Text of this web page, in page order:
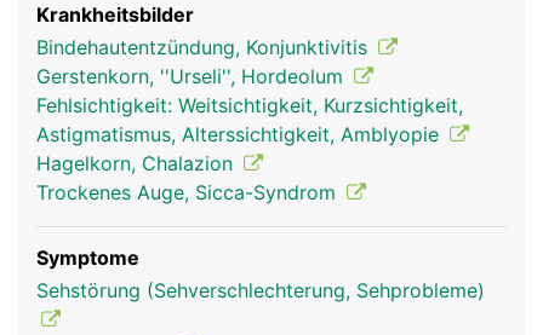
Mensch zwei Augen besitzt, die von mehreren
Augenmuskeln genau koordiniert werden, ist ein
dreidimensionales (räumliches) Sehen möglich.
Krankheitsbilder
Bindehautentzündung, Konjunktivitis
Gerstenkorn, ''Urseli'', Hordeolum
Fehlsichtigkeit: Weitsichtigkeit, Kurzsichtigkeit,
Astigmatismus, Alterssichtigkeit, Amblyopie
Hagelkorn, Chalazion
Trockenes Auge, Sicca-Syndrom
Symptome
Sehstörung (Sehverschlechterung, Sehprobleme)